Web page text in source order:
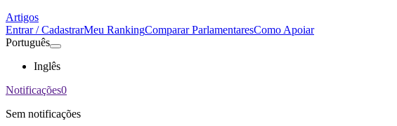
Artigos
Entrar / CadastrarMeu RankingComparar ParlamentaresComo Apoiar
Português
Inglês
Notificações0
Sem notificações